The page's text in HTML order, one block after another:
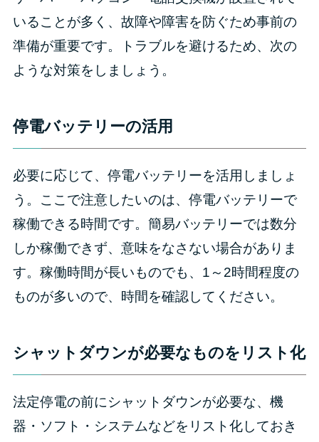
いることが多く、故障や障害を防ぐため事前の
準備が重要です。トラブルを避けるため、次の
ような対策をしましょう。
停電バッテリーの活用
必要に応じて、停電バッテリーを活用しましょ
う。ここで注意したいのは、停電バッテリーで
稼働できる時間です。簡易バッテリーでは数分
しか稼働できず、意味をなさない場合がありま
す。稼働時間が長いものでも、1～2時間程度の
ものが多いので、時間を確認してください。
シャットダウンが必要なものをリスト化
法定停電の前にシャットダウンが必要な、機
器・ソフト・システムなどをリスト化しておき